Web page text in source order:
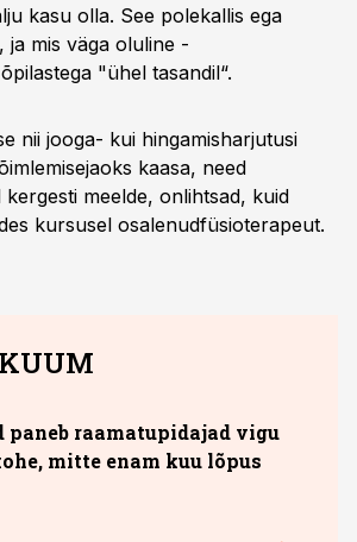
kasu olla. See polekallis ega
ja mis väga oluline -
"ühel tasandil“.
nii jooga- kui hingamisharjutusi
kaasa, need
kergesti meelde, onlihtsad, kuid
kursusel osalenudfüsioterapeut.
paneb raamatupidajad vigu
mitte enam kuu lõpus